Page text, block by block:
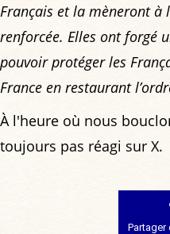
Français et la mèneront à
renforcée. Elles ont forgé
pouvoir protéger les
France en restaurant
À l'heure où nous
toujours pas réagi sur X.
Partager